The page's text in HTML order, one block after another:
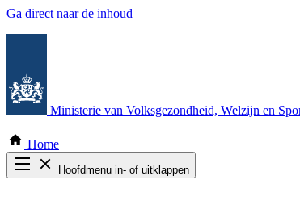
Ga direct naar de inhoud
Ministerie van Volksgezondheid, Welzijn en
Home
Hoofdmenu in- of uitklappen